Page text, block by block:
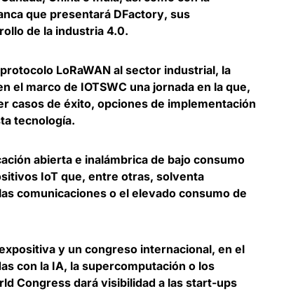
que presentará DFactory, sus
de la industria 4.0.
LoRaWAN al sector industrial, la
el marco de IOTSWC una jornada en la que,
casos de éxito, opciones de implementación
tecnología.
abierta e inalámbrica de bajo consumo
IoT que, entre otras, solventa
comunicaciones o el elevado consumo de
y un congreso internacional, en el
con la IA, la supercomputación o los
Congress dará visibilidad a las start-ups